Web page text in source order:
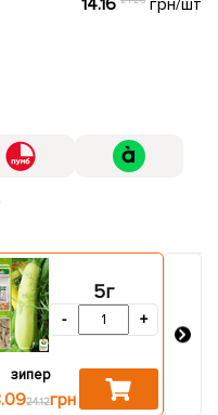
14.16 грн/шт
5г
- +
зипер
24.12грн